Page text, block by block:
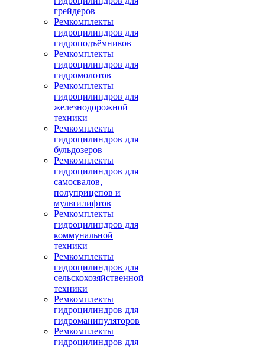
грейдеров
Ремкомплекты
гидроцилиндров для
гидроподъёмников
Ремкомплекты
гидроцилиндров для
гидромолотов
Ремкомплекты
гидроцилиндров для
железнодорожной
техники
Ремкомплекты
гидроцилиндров для
бульдозеров
Ремкомплекты
гидроцилиндров для
самосвалов,
полуприцепов и
мультилифтов
Ремкомплекты
гидроцилиндров для
коммунальной
техники
Ремкомплекты
гидроцилиндров для
сельскохозяйственной
техники
Ремкомплекты
гидроцилиндров для
гидроманипуляторов
Ремкомплекты
гидроцилиндров для